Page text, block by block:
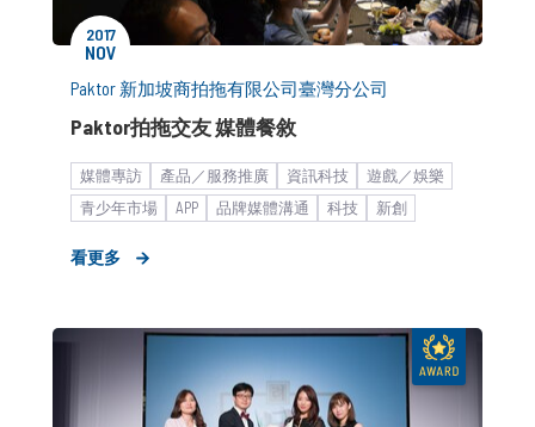
2017
NOV
Paktor 新加坡商拍拖有限公司臺灣分公司
Paktor拍拖交友 媒體餐敘
媒體專訪 產品／服務推廣 資訊科技
遊戲／娛樂
青少年市場
APP 品牌媒體溝通 科技
新創
媒體小聚／餐敘
看更多